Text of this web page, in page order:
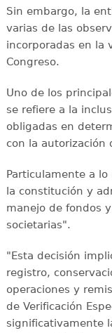
Sin embargo, la
varias de las
incorporadas en la
Congreso.
Uno de los
se refiere a la
obligadas en
con la autorización
Particulamente a
la constitución y
manejo de fondos
societarias".
"Esta decisión
registro,
operaciones y
de Verificación
significativamente